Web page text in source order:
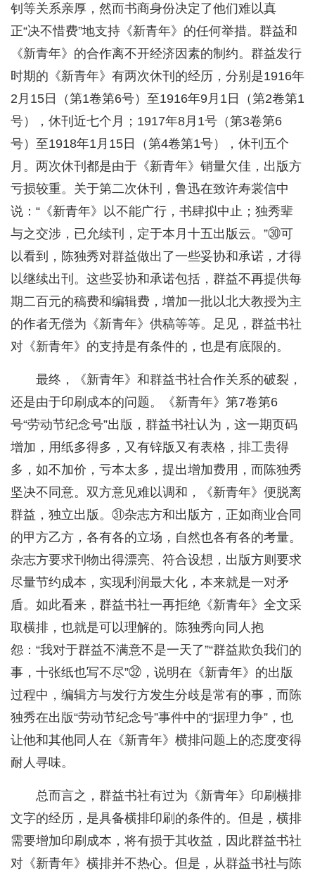
钊等关系亲厚，然而书商身份决定了他们难以真
正“决不惜费”地支持《新青年》的任何举措。群益和
《新青年》的合作离不开经济因素的制约。群益发行
时期的《新青年》有两次休刊的经历，分别是1916年
2月15日（第1卷第6号）至1916年9月1日（第2卷第1
号），休刊近七个月；1917年8月1号（第3卷第6
号）至1918年1月15日（第4卷第1号），休刊五个
月。两次休刊都是由于《新青年》销量欠佳，出版方
亏损较重。关于第二次休刊，鲁迅在致许寿裳信中
说：“《新青年》以不能广行，书肆拟中止；独秀辈
与之交涉，已允续刊，定于本月十五出版云。”㉚可
以看到，陈独秀对群益做出了一些妥协和承诺，才得
以继续出刊。这些妥协和承诺包括，群益不再提供每
期二百元的稿费和编辑费，增加一批以北大教授为主
的作者无偿为《新青年》供稿等等。足见，群益书社
对《新青年》的支持是有条件的，也是有底限的。
最终，《新青年》和群益书社合作关系的破裂，
还是由于印刷成本的问题。《新青年》第7卷第6
号“劳动节纪念号”出版，群益书社认为，这一期页码
增加，用纸多得多，又有锌版又有表格，排工贵得
多，如不加价，亏本太多，提出增加费用，而陈独秀
坚决不同意。双方意见难以调和，《新青年》便脱离
群益，独立出版。㉛杂志方和出版方，正如商业合同
的甲方乙方，各有各的立场，自然也各有各的考量。
杂志方要求刊物出得漂亮、符合设想，出版方则要求
尽量节约成本，实现利润最大化，本来就是一对矛
盾。如此看来，群益书社一再拒绝《新青年》全文采
取横排，也就是可以理解的。陈独秀向同人抱
怨：“我对于群益不满意不是一天了”“群益欺负我们的
事，十张纸也写不尽”㉜，说明在《新青年》的出版
过程中，编辑方与发行方发生分歧是常有的事，而陈
独秀在出版“劳动节纪念号”事件中的“据理力争”，也
让他和其他同人在《新青年》横排问题上的态度变得
耐人寻味。
总而言之，群益书社有过为《新青年》印刷横排
文字的经历，是具备横排印刷的条件的。但是，横排
需要增加印刷成本，将有损于其收益，因此群益书社
对《新青年》横排并不热心。但是，从群益书社与陈